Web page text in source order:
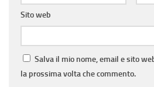
Sito web
Salva il mio nome, email e sito
la prossima volta che commento.